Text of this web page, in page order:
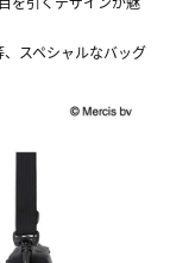
スペシャルなバッグ